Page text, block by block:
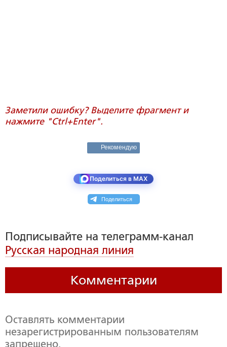
Заметили ошибку? Выделите фрагмент и
нажмите "Ctrl+Enter".
Рекомендую
Поделиться в MAX
Поделиться
Подписывайте на телеграмм-канал
Русская народная линия
Комментарии
Оставлять комментарии
незарегистрированным пользователям
запрещено,